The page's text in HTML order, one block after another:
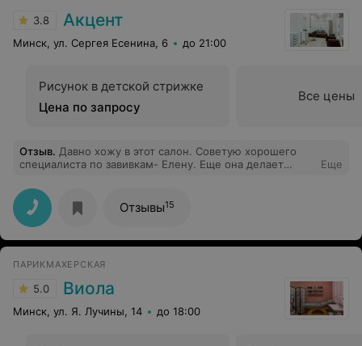
3.8 Акцент
Минск, ул. Сергея Есенина, 6 до 21:00
Рисунок в детской стрижке
Цена по запросу
Все цены
Отзыв. Давно хожу в этот салон. Советую хорошего
специалиста по завивкам- Елену. Еще она делает
Еще
Отзывы15
ПАРИКМАХЕРСКАЯ
5.0 Виола
Минск, ул. Я. Лучины, 14 до 18:00